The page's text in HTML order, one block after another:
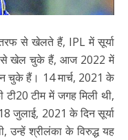
से खेलते हैं, IPL में सूर्या
से खेल चुके हैं, आज 2022 में
चुके हैं। 14 मार्च, 2021 के
टीम में जगह मिली थी,
जुलाई, 2021 के दिन सूर्या
उन्हें श्रीलंका के विरुद्ध यह